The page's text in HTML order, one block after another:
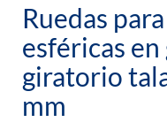
Ruedas
esféricas
giratorio
mm